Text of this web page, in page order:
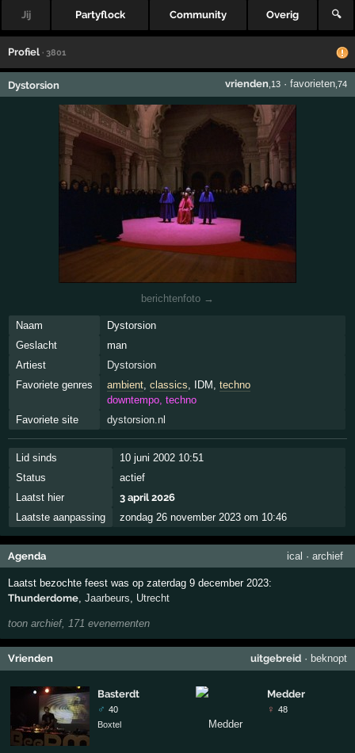
Jij Partyflock Community Overig 🔍
Profiel · 3801
Dystorsion vrienden ,13· favorieten,74
berichtenfoto →
Naam
Dystorsion
Geslacht
man
Artiest
Dystorsion
Favoriete genres
ambient, classics , IDM, techno
downtempo, techno
Favoriete site
dystorsion.nl
Lid sinds
10 juni 2002 10:51
Status
actief
Laatst hier
3 april 2026
Laatste aanpassing
zondag 26 november 2023 om 10:46
Agenda ical · archief
Laatst bezochte feest was op zaterdag 9 december 2023:
Thunderdome,Jaarbeurs, Utrecht
toon archief, 171 evenementen
Vrienden uitgebreid· beknopt
Basterdt
♂ 40
Boxtel
Medder
♀ 48